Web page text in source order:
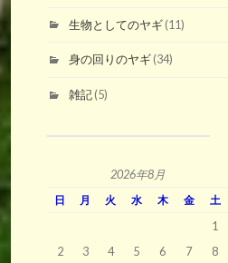
生物としてのヤギ(11)
身の回りのヤギ(34)
雑記(5)
2026年8月
日 月 火 水 木 金 土
1
2
3 4 5 6 7
8